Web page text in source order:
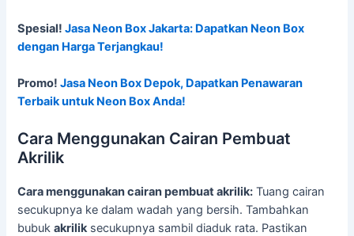
Spesial!Jasa Neon Box Jakarta: Dapatkan Neon Box
dengan Harga Terjangkau!
Promo!Jasa Neon Box Depok, Dapatkan Penawaran
Terbaik untuk Neon Box Anda!
Cara Menggunakan Cairan Pembuat
Akrilik
Cara menggunakan cairan pembuat akrilik: Tuang cairan
secukupnya ke dalam wadah yang bersih. Tambahkan
bubukakriliksecukupnya sambil diaduk rata. Pastikan